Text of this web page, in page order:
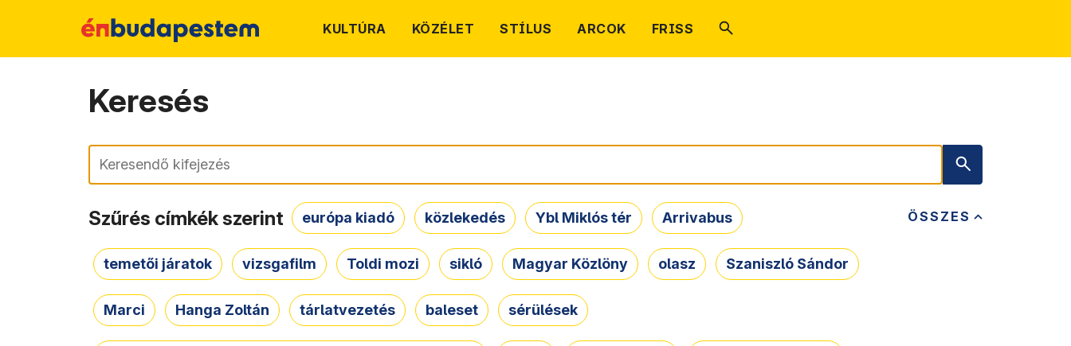
KULTÚRA KÖZÉLET STÍLUS ARCOK FRISS
Keresés
Keresés
ÖSSZES
Szűrés címkék szerint európa kiadó közlekedés Ybl Miklós tér Arrivabus
temetői járatok vizsgafilm Toldi mozi sikló Magyar Közlöny olasz Szaniszló Sándor
Marci Hanga Zoltán tárlatvezetés baleset sérülések